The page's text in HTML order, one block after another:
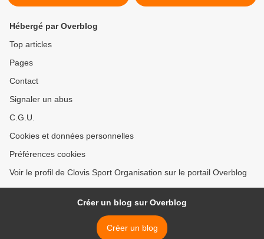
Hébergé par Overblog
Top articles
Pages
Contact
Signaler un abus
C.G.U.
Cookies et données personnelles
Préférences cookies
Voir le profil de Clovis Sport Organisation sur le portail Overblog
Créer un blog sur Overblog
Créer un blog